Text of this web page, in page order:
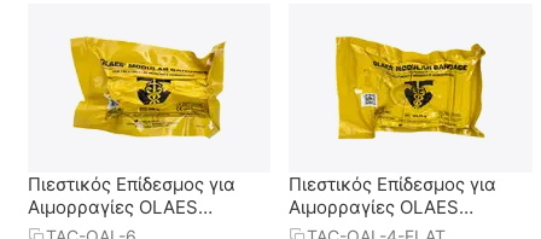
Πιεστικός Επίδεσμος για
Αιμορραγίες OLAES
MODULAR BANDAGE 6" ||
Πιεστικός Επίδεσμος για
Αιμορραγίες OLAES
MODULAR BANDAGE 4" ||